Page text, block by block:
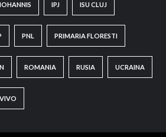
IOHANNIS IPJ ISU CLUJ
PNL PRIMARIA FLORESTI
ROMANIA RUSIA UCRAINA
VIVO